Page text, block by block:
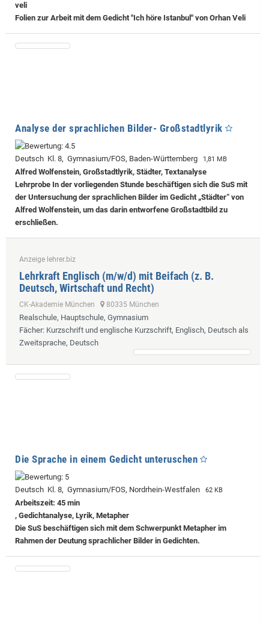
veli
Folien zur Arbeit mit dem Gedicht "Ich höre Istanbul" von Orhan Veli
Analyse der sprachlichen Bilder- Großstadtlyrik
Deutsch Kl. 8, Gymnasium/FOS, Baden-Württemberg 1,81 MB
Alfred Wolfenstein, Großstadtlyrik, Städter, Textanalyse
Lehrprobe In der vorliegenden Stunde beschäftigen sich die SuS mit
der Untersuchung der sprachlichen Bilder im Gedicht „Städter“ von
Alfred Wolfenstein, um das darin entworfene Großstadtbild zu
erschließen.
Anzeige lehrer.biz
Lehrkraft Englisch (m/w/d) mit Beifach (z. B.
Deutsch, Wirtschaft und Recht)
CK-Akademie München 80335 München
Realschule, Hauptschule, Gymnasium
Fächer: Kurzschrift und englische Kurzschrift, Englisch, Deutsch als
Zweitsprache, Deutsch
Die Sprache in einem Gedicht unteruschen
Deutsch Kl. 8, Gymnasium/FOS, Nordrhein-Westfalen 62 KB
Arbeitszeit: 45 min
, Gedichtanalyse, Lyrik, Metapher
Die SuS beschäftigen sich mit dem Schwerpunkt Metapher im
Rahmen der Deutung sprachlicher Bilder in Gedichten.